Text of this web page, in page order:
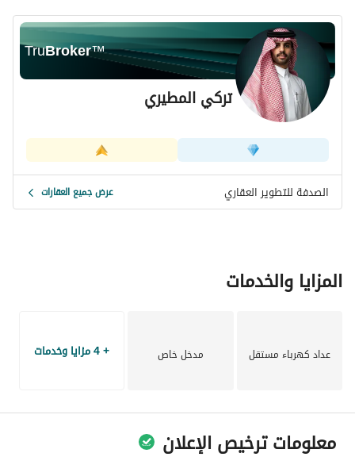
TruBroker™
تركي المطيري
الصدفة للتطوير العقاري عرض جميع العقارات
المزايا والخدمات
عداد كهرباء مستقل مدخل خاص + 4 مزايا وخدمات
معلومات ترخيص الإعلان